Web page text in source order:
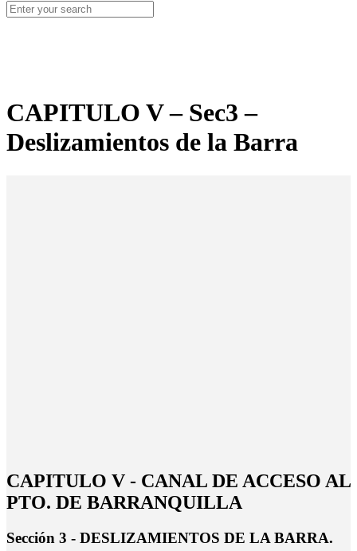
CAPITULO V – Sec3 –
Deslizamientos de la Barra
CAPITULO V - CANAL DE ACCESO AL
PTO. DE BARRANQUILLA
Sección 3 - DESLIZAMIENTOS DE LA BARRA.